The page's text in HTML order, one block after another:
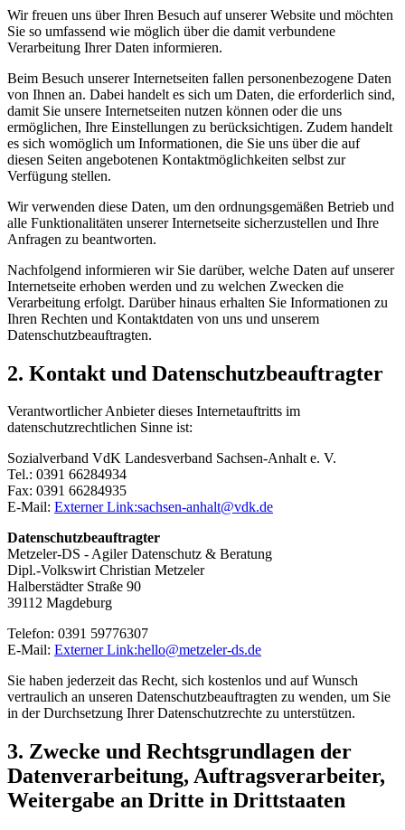
Wir freuen uns über Ihren Besuch auf unserer Website und möchten
Sie so umfassend wie möglich über die damit verbundene
Verarbeitung Ihrer Daten informieren.
Beim Besuch unserer Internetseiten fallen personenbezogene Daten
von Ihnen an. Dabei handelt es sich um Daten, die erforderlich sind,
damit Sie unsere Internetseiten nutzen können oder die uns
ermöglichen, Ihre Einstellungen zu berücksichtigen. Zudem handelt
es sich womöglich um Informationen, die Sie uns über die auf
diesen Seiten angebotenen Kontaktmöglichkeiten selbst zur
Verfügung stellen.
Wir verwenden diese Daten, um den ordnungsgemäßen Betrieb und
alle Funktionalitäten unserer Internetseite sicherzustellen und Ihre
Anfragen zu beantworten.
Nachfolgend informieren wir Sie darüber, welche Daten auf unserer
Internetseite erhoben werden und zu welchen Zwecken die
Verarbeitung erfolgt. Darüber hinaus erhalten Sie Informationen zu
Ihren Rechten und Kontaktdaten von uns und unserem
Datenschutzbeauftragten.
2. Kontakt und Datenschutzbeauftragter
Verantwortlicher Anbieter dieses Internetauftritts im
datenschutzrechtlichen Sinne ist:
Sozialverband VdK Landesverband Sachsen-Anhalt e. V.
Tel.: 0391 66284934
Fax: 0391 66284935
E-Mail: Externer Link:sachsen-anhalt@vdk.de
Datenschutzbeauftragter
Metzeler-DS - Agiler Datenschutz & Beratung
Dipl.-Volkswirt Christian Metzeler
Halberstädter Straße 90
39112 Magdeburg
Telefon: 0391 59776307
E-Mail: Externer Link:hello@metzeler-ds.de
Sie haben jederzeit das Recht, sich kostenlos und auf Wunsch
vertraulich an unseren Datenschutzbeauftragten zu wenden, um Sie
in der Durchsetzung Ihrer Datenschutzrechte zu unterstützen.
3. Zwecke und Rechtsgrundlagen der
Datenverarbeitung, Auftragsverarbeiter,
Weitergabe an Dritte in Drittstaaten